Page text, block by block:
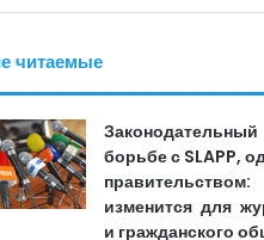
читаемые
борьбе с SLAPP,
изменится для
и гражданского